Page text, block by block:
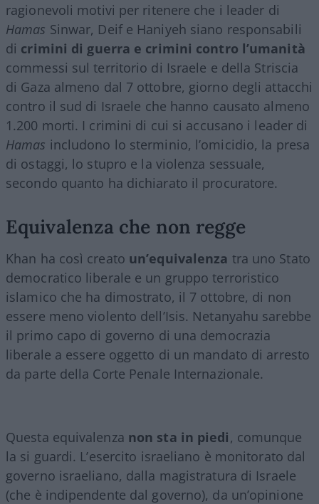
ragionevoli motivi per ritenere che i leader di
Hamas Sinwar, Deif e Haniyeh siano responsabili
di crimini di guerra e crimini contro l’umanità
commessi sul territorio di Israele e della Striscia
di Gaza almeno dal 7 ottobre, giorno degli attacchi
contro il sud di Israele che hanno causato almeno
1.200 morti. I crimini di cui si accusano i leader di
Hamas includono lo sterminio, l’omicidio, la presa
di ostaggi, lo stupro e la violenza sessuale,
secondo quanto ha dichiarato il procuratore.
Equivalenza che non regge
Khan ha così creato un’equivalenza tra uno Stato
democratico liberale e un gruppo terroristico
islamico che ha dimostrato, il 7 ottobre, di non
essere meno violento dell’Isis. Netanyahu sarebbe
il primo capo di governo di una democrazia
liberale a essere oggetto di un mandato di arresto
da parte della Corte Penale Internazionale.
Questa equivalenza non sta in piedi, comunque
la si guardi. L’esercito israeliano è monitorato dal
governo israeliano, dalla magistratura di Israele
(che è indipendente dal governo), da un’opinione